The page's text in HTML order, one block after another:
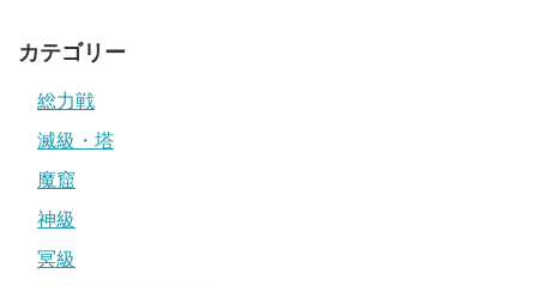
カテゴリー
総力戦
滅級・塔
魔窟
神級
冥級